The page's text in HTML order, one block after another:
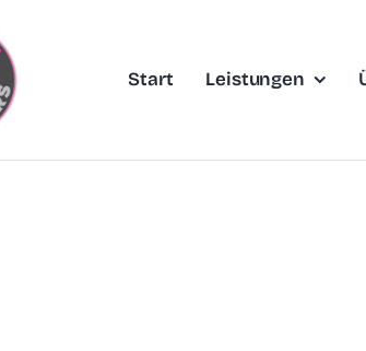
Start Leistungen